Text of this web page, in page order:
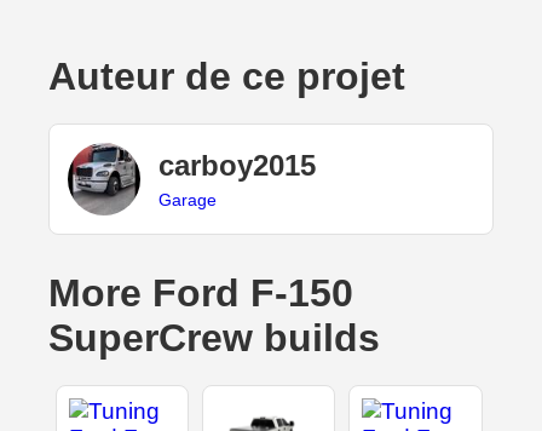
Auteur de ce projet
carboy2015
Garage
More Ford F-150
SuperCrew builds